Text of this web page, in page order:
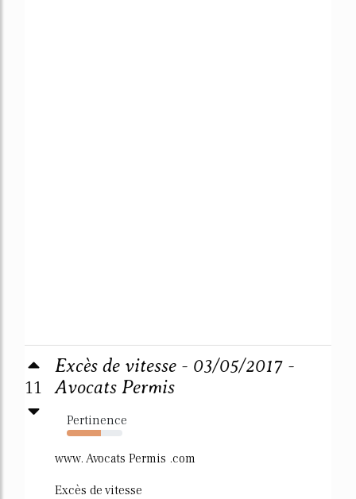
11
Excès de vitesse - 03/05/2017 -
Avocats Permis
Pertinence
62%
www. Avocats Permis .com
Excès de vitesse